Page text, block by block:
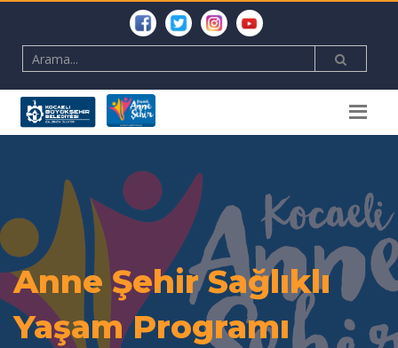
Anne Şehir Sağlıklı
Yaşam Programı